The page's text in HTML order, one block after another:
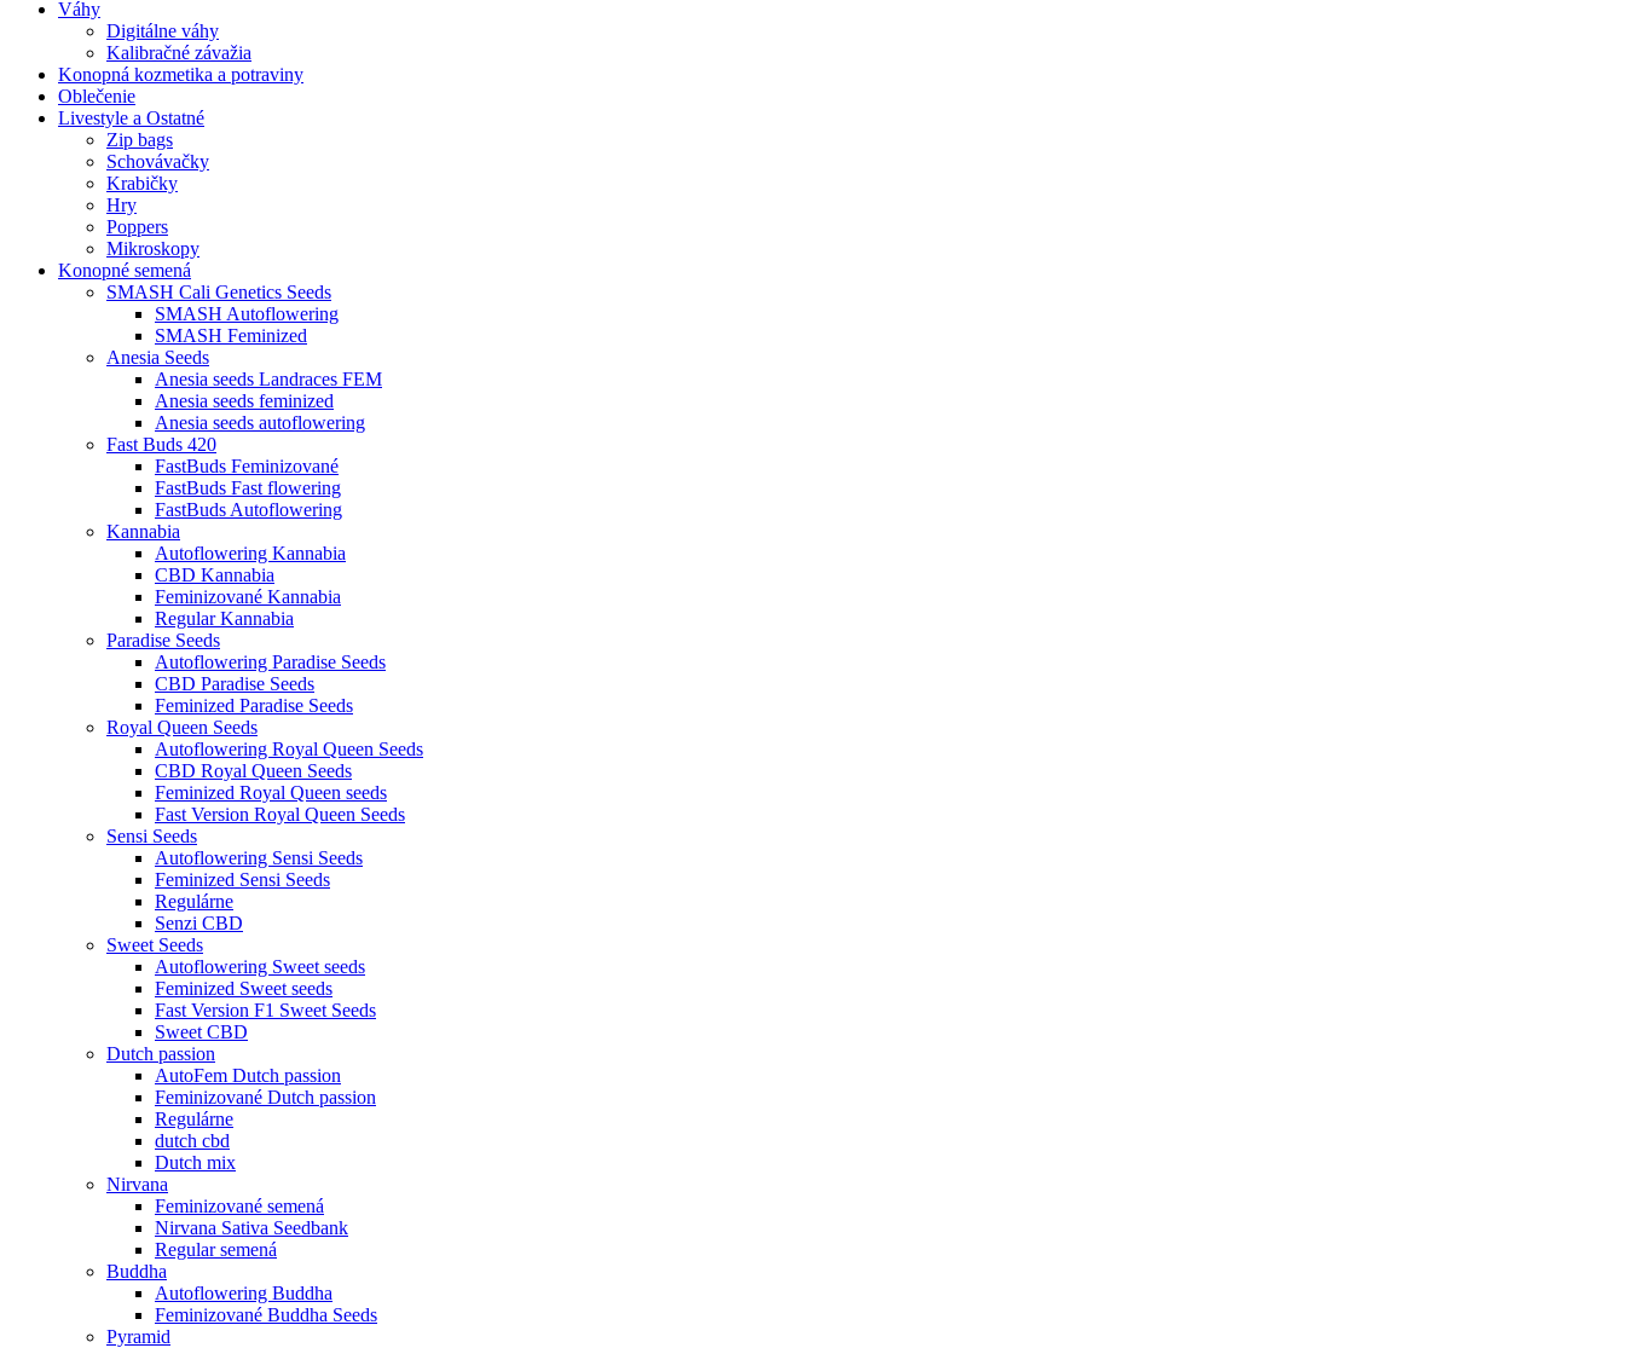
Váhy
Digitálne váhy
Kalibračné závažia
Konopná kozmetika a potraviny
Oblečenie
Livestyle a Ostatné
Zip bags
Schovávačky
Krabičky
Hry
Poppers
Mikroskopy
Konopné semená
SMASH Cali Genetics Seeds
SMASH Autoflowering
SMASH Feminized
Anesia Seeds
Anesia seeds Landraces FEM
Anesia seeds feminized
Anesia seeds autoflowering
Fast Buds 420
FastBuds Feminizované
FastBuds Fast flowering
FastBuds Autoflowering
Kannabia
Autoflowering Kannabia
CBD Kannabia
Feminizované Kannabia
Regular Kannabia
Paradise Seeds
Autoflowering Paradise Seeds
CBD Paradise Seeds
Feminized Paradise Seeds
Royal Queen Seeds
Autoflowering Royal Queen Seeds
CBD Royal Queen Seeds
Feminized Royal Queen seeds
Fast Version Royal Queen Seeds
Sensi Seeds
Autoflowering Sensi Seeds
Feminized Sensi Seeds
Regulárne
Senzi CBD
Sweet Seeds
Autoflowering Sweet seeds
Feminized Sweet seeds
Fast Version F1 Sweet Seeds
Sweet CBD
Dutch passion
AutoFem Dutch passion
Feminizované Dutch passion
Regulárne
dutch cbd
Dutch mix
Nirvana
Feminizované semená
Nirvana Sativa Seedbank
Regular semená
Buddha
Autoflowering Buddha
Feminizované Buddha Seeds
Pyramid